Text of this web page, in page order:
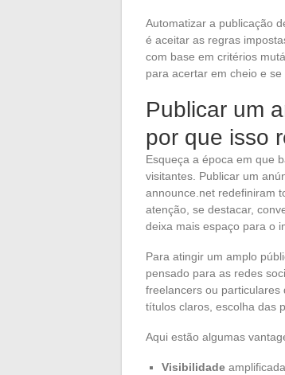
Automatizar a publicação
é aceitar as regras
com base em critérios
para acertar em cheio e
Publicar um
por que isso
Esqueça a época em que
visitantes. Publicar um
announce.net redefiniram
atenção, se destacar,
deixa mais espaço para o
Para atingir um amplo
pensado para as redes
freelancers ou particulares
títulos claros, escolha das
Aqui estão algumas
Visibilidade